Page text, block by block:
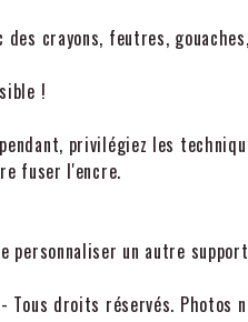
des crayons, feutres,
!
privilégiez les
fuser l'encre.
personnaliser un autre
droits réservés. Photos